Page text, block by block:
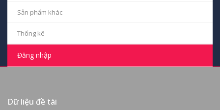
Sản phẩm khác
Thống kê
Đăng nhập
Dữ liệu đề tài